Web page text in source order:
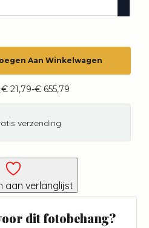
Aan Winkelwagen
€21,79-€655,79
Prijsklasse:
€ 21,79
€ 655,79
verzending
aan verlanglijst
dit fotobehang?